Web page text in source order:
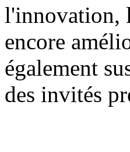
l'innovation,
encore
également
des invités